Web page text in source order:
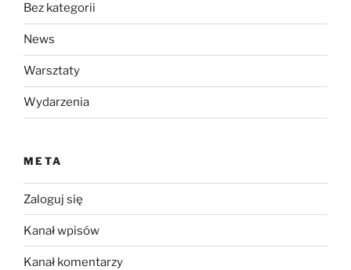
Bez kategorii
News
Warsztaty
Wydarzenia
META
Zaloguj się
Kanał wpisów
Kanał komentarzy